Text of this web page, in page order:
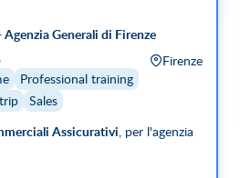
Generali di Firenze
Firenze
Professional training
Sales
Assicurativi, per l'agenzia